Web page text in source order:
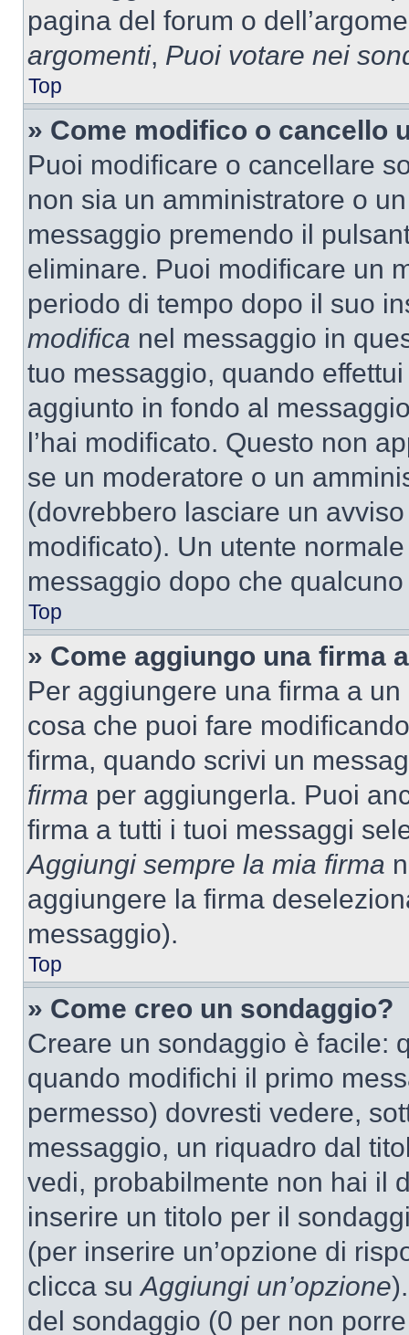
pagina del forum o
argomenti, Puoi votare nei
Top
» Come modifico o cancello
Puoi modificare o cancellare
non sia un amministratore o
messaggio premendo il
eliminare. Puoi modificare un
periodo di tempo dopo il suo
modifica nel messaggio in
tuo messaggio, quando
aggiunto in fondo al
l’hai modificato. Questo non
se un moderatore o un
(dovrebbero lasciare un
modificato). Un utente
messaggio dopo che
Top
» Come aggiungo una firma
Per aggiungere una firma a
cosa che puoi fare
firma, quando scrivi un
firma per aggiungerla. Puoi
firma a tutti i tuoi messaggi
Aggiungi sempre la mia firma
aggiungere la firma
messaggio).
Top
» Come creo un sondaggio?
Creare un sondaggio è facile:
quando modifichi il primo
permesso) dovresti vedere,
messaggio, un riquadro dal
vedi, probabilmente non hai il
inserire un titolo per il
(per inserire un’opzione di
clicca suAggiungi un’opzione
del sondaggio (0 per non